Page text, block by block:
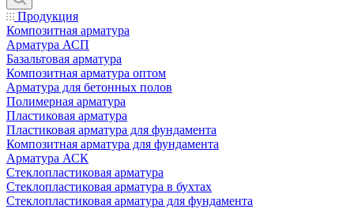
Продукция
Композитная арматура
Арматура АСП
Базальтовая арматура
Композитная арматура оптом
Арматура для бетонных полов
Полимерная арматура
Пластиковая арматура
Пластиковая арматура для фундамента
Композитная арматура для фундамента
Арматура АСК
Cтеклопластиковая арматура
Стеклопластиковая арматура в бухтах
Стеклопластиковая арматура для фундамента